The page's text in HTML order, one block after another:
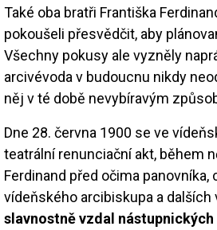
Také oba bratři Františka
pokoušeli přesvědčit, aby
Všechny pokusy ale vyzněly
arcivévoda v budoucnu nikdy
něj v té době nevybíravým
Dne 28. června 1900 se ve
teatrální renunciační akt, během
Ferdinand před očima panovníka,
vídeňského arcibiskupa a
slavnostně vzdal nástupnických